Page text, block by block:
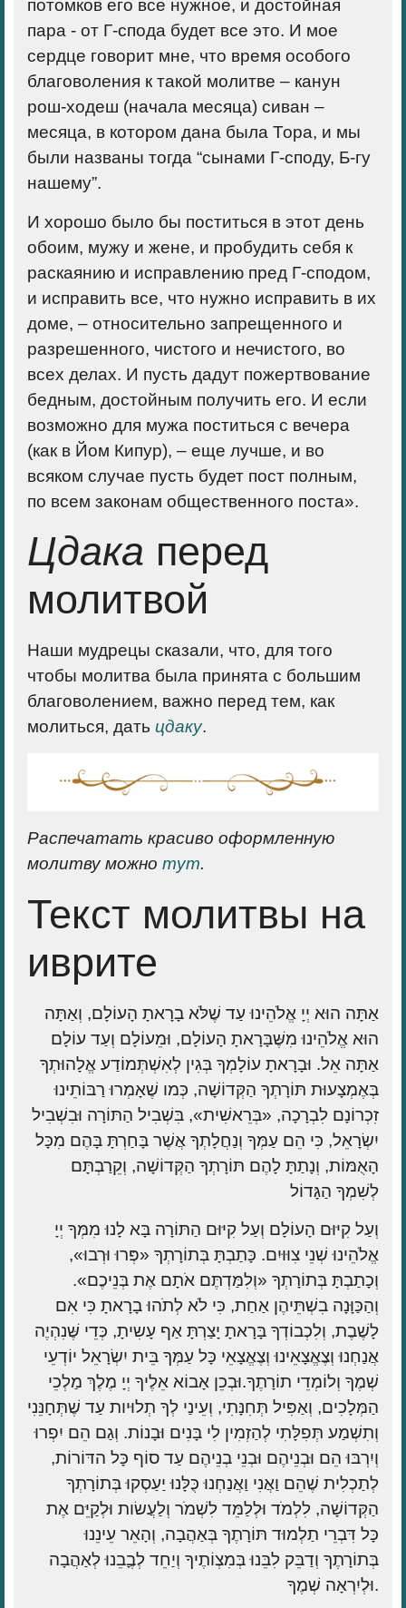
потомков его все нужное, и достойная
пара ‑ от Г-спода будет все это. И мое
сердце говорит мне, что время особого
благоволения к такой молитве – канун
рош-ходеш (начала месяца) сиван –
месяца, в котором дана была Тора, и мы
были названы тогда “сынами Г-споду, Б-гу
нашему”.
И хорошо было бы поститься в этот день
обоим, мужу и жене, и пробудить себя к
раскаянию и исправлению пред Г-сподом,
и исправить все, что нужно исправить в их
доме, – относительно запрещенного и
разрешенного, чистого и нечистого, во
всех делах. И пусть дадут пожертвование
бедным, достойным получить его. И если
возможно для мужа поститься с вечера
(как в Йом Кипур), – еще лучше, и во
всяком случае пусть будет пост полным,
по всем законам общественного поста».
Цдака перед
молитвой
Наши мудрецы сказали, что, для того
чтобы молитва была принята с большим
благоволением, важно перед тем, как
молиться, дать цдаку.
Распечатать красиво оформленную
молитву можно тут.
Текст молитвы на
иврите
אַתָּה הוּא יְיָ אֱלֹהֵינוּ עַד שֶׁלֹּא בָרָאתָ הָעוֹלָם, וְאַתָּה
הוּא אֱלֹהֵינוּ מִשֶּׁבָּרָאתָ הָעוֹלָם, וּמֵעוֹלָם וְעַד עוֹלָם
אַתָּה אֵל. וּבָרָאתָ עוֹלָמְךָ בְּגִין לְאִשְׁתְּמוֹדַע אֱלָהוּתְךָ
בְּאֶמְצָעוּת תּוֹרָתְךָ הַקְּדוֹשָׁה, כְּמו שֶׁאָמְרוּ רַבּוֹתֵינוּ
זִכְרוֹנָם לִבְרָכָה, «בְּרֵאשִׁית», בִּשְׁבִיל הַתּוֹרָה וּבִשְׁבִיל
יִשְׂרָאֵל, כִּי הֵם עַמְּךָ וְנַחֲלָתְךָ אֲשֶׁר בָּחַרְתָּ בָּהֶם מִכָּל
הָאֻמּוֹת, וְנָתַתָּ לָהֶם תּוֹרָתְךָ הַקְּדוֹשָׁה, וְקֵרַבְתָּם
לְשִׁמְךָ הַגָּדוֹל
וְעַל קִיּוּם הָעוֹלָם וְעַל קִיּוּם הַתּוֹרָה בָּא לָנוּ מִמְּךָ יְיָ
אֱלֹהֵינוּ שְׁנֵי צִוּוּיִם. כָּתַבְתָּ בְּתוֹרָתְךָ «פְּרוּ וּרְבוּ»,
וְכָתַבְתָּ בְּתוֹרָתְךָ «וְלִמַּדְתֶּם אֹתָם אֶת בְּנֵיכֶם».
וְהַכַּוָּנָה בִשְׁתֵּיהֶן אַחַת, כִּי לֹא לְתֹהוּ בָרָאתָ כִּי אִם
לָשֶׁבֶת, וְלִכְבוֹדְךָ בָּרָאתָ יָצַרְתָּ אַף עָשִיתָ, כְּדֵי שֶּׁנִהְיֶה
אֲנַחְנוּ וְצֶאֱצָאֵינוּ וְצֶאֱצָאֵי כָּל עַמְּךָ בֵּית יִשְׂרָאֵל יוֹדְעֵי
שְׁמֶךָ וְלוֹמְדֵי תוֹרָתֶךָ.וּבְכֵן אָבוֹא אֵלֶיךָ יְיָ מֶלֶךְ מַלְכֵי
הַמְּלָכִים, וְאַפִּיל תְּחִנָּתִי, וְעֵינַי לְךָ תְלוּיות עַד שֶׁתְּחָנֵּנִי
וְתִשְׁמַע תְּפִלָּתִי לְהַזְמִין לִי בָּנִים וּבָנוֹת. וְגַם הֵם יִפְרוּ
וְיִרְבּוּ הֵם וּבְנֵיהֶם וּבְנֵי בְנֵיהֶם עַד סוֹף כָּל הדּוֹרוֹת,
לְתַכְלִית שֶׁהֵם וַאֲנִי וַאֲנַחְנוּ כֻּלָּנוּ יַעַסְקוּ בְּתוֹרָתְךָ
הַקְּדוֹשָׁה, לִלְמֹד וּלְלַמֵּד לִשְׁמֹר וְלַעֲשׂות וּלְקַיֵּם אֶת
כָּל דִּבְרֵי תַלְמוּד תּוֹרָתֶךָ בְּאַהֲבָה, וְהָאֵר עֵינֵנוּ
בְּתוֹרָתֶךָ וְדַבֵּק לִבֵּנוּ בְּמִצְוֹתֶיךָ וְיַחֵד לְבֶָבֵנוּ לְאַהֲבָה
וּלְיִרְאָה שְׁמֶךָ.